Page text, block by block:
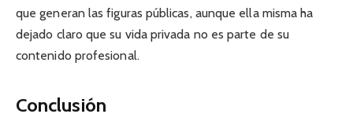
que generan las figuras públicas, aunque ella misma ha
dejado claro que su vida privada no es parte de su
contenido profesional.
Conclusión